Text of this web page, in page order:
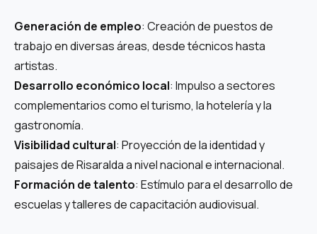
Generación de empleo: Creación de puestos de
trabajo en diversas áreas, desde técnicos hasta
artistas.
Desarrollo económico local: Impulso a sectores
complementarios como el turismo, la hotelería y la
gastronomía.
Visibilidad cultural: Proyección de la identidad y
paisajes de Risaralda a nivel nacional e internacional.
Formación de talento: Estímulo para el desarrollo de
escuelas y talleres de capacitación audiovisual.